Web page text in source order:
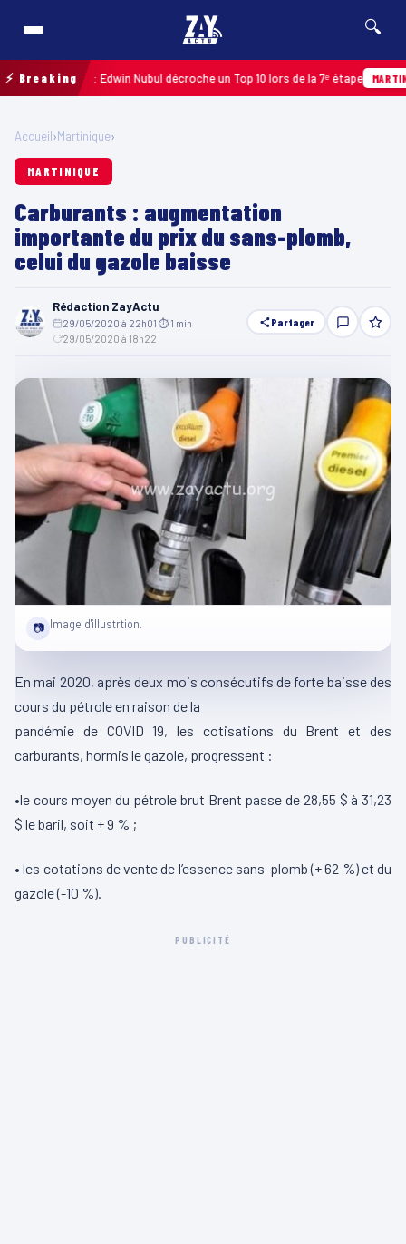
🔍
⚡ Breaking
2026 : Edwin Nubul décroche un Top 10 lors de la 7ᵉ étape MARTINIQUE
Accueil›Martinique›
MARTINIQUE
Carburants : augmentation
importante du prix du sans-plomb,
celui du gazole baisse
Rédaction ZayActu
29/05/2020 à 22h01 ⏱ 1 min
29/05/2020 à 18h22
Partager
📷 Image d'illustrtion.
En mai 2020, après deux mois consécutifs de forte baisse des
cours du pétrole en raison de la
pandémie de COVID 19, les cotisations du Brent et des
carburants, hormis le gazole, progressent :
•le cours moyen du pétrole brut Brent passe de 28,55 $ à 31,23
$ le baril, soit + 9 % ;
• les cotations de vente de l’essence sans-plomb (+ 62 %) et du
gazole (-10 %).
PUBLICITÉ